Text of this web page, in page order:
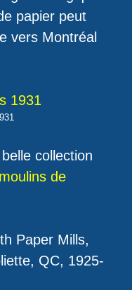
papier peut
vers Montréal
collection
moulins de